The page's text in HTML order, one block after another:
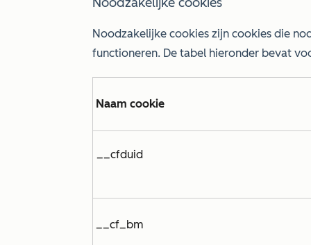
Noodzakelijke cookies zijn cookies die
functioneren. De tabel hieronder bevat
Naam cookie
__cfduid
__cf_bm